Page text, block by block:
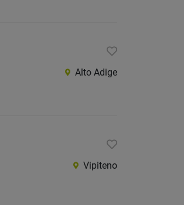
Alto Adige
Vipiteno